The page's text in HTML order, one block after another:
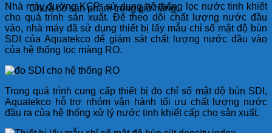
Chưa có sản phẩm trong giỏ hàng.
Nhà máy đường KCP sử dụng hệ thống lọc nước tinh khiết
cho quá trính sản xuất. Để theo dõi chất lượng nước đầu
vào, nhà máy đã sử dụng thiết bị lấy mẫu chỉ số mật độ bùn
SDI của Aquatekco để giám sát chất lượng nước đầu vào
của hệ thống lọc màng RO.
Trong quá trình cung cấp thiết bị đo chỉ số mật độ bùn SDI,
Aquatekco hỗ trợ nhóm vận hành tối ưu chất lượng nước
đầu ra của hệ thống xử lý nước tinh khiết cấp cho sản xuất.